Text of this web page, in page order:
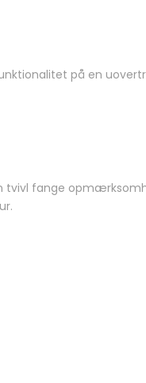
på en
fange